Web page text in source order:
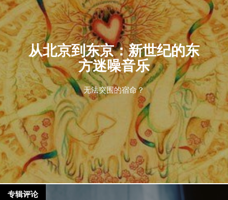
从北京到东京：新世纪的东
方迷噪音乐
无法突围的宿命？
专辑评论